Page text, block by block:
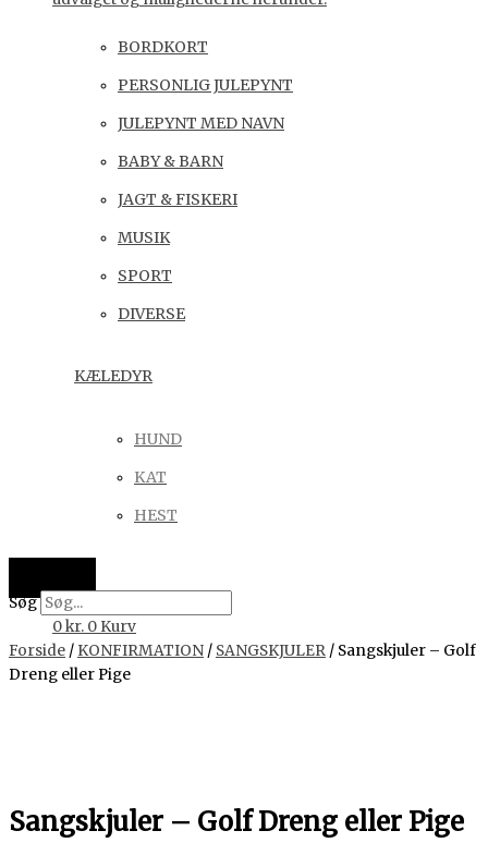
BORDKORT
PERSONLIG JULEPYNT
JULEPYNT MED NAVN
BABY & BARN
JAGT & FISKERI
MUSIK
SPORT
DIVERSE
KÆLEDYR
HUND
KAT
HEST
Søg
0kr. 0 Kurv
Forside / KONFIRMATION / SANGSKJULER / Sangskjuler – Golf
Dreng eller Pige
Sangskjuler – Golf Dreng eller Pige